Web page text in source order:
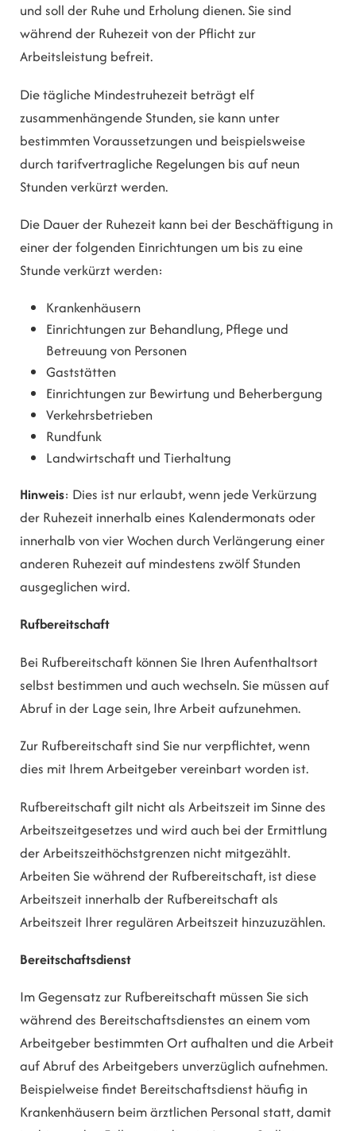
und soll der Ruhe und Erholung dienen. Sie sind
während der Ruhezeit von der Pflicht zur
Arbeitsleistung befreit.
Die tägliche Mindestruhezeit beträgt elf
zusammenhängende Stunden, sie kann unter
bestimmten Voraussetzungen und beispielsweise
durch tarifvertragliche Regelungen bis auf neun
Stunden verkürzt werden.
Die Dauer der Ruhezeit kann bei der Beschäftigung in
einer der folgenden Einrichtungen um bis zu eine
Stunde verkürzt werden:
Krankenhäusern
Einrichtungen zur Behandlung, Pflege und
Betreuung von Personen
Gaststätten
Einrichtungen zur Bewirtung und Beherbergung
Verkehrsbetrieben
Rundfunk
Landwirtschaft und Tierhaltung
Hinweis: Dies ist nur erlaubt, wenn jede Verkürzung
der Ruhezeit innerhalb eines Kalendermonats oder
innerhalb von vier Wochen durch Verlängerung einer
anderen Ruhezeit auf mindestens zwölf Stunden
ausgeglichen wird.
Rufbereitschaft
Bei Rufbereitschaft können Sie Ihren Aufenthaltsort
selbst bestimmen und auch wechseln. Sie müssen auf
Abruf in der Lage sein, Ihre Arbeit aufzunehmen.
Zur Rufbereitschaft sind Sie nur verpflichtet, wenn
dies mit Ihrem Arbeitgeber vereinbart worden ist.
Rufbereitschaft gilt nicht als Arbeitszeit im Sinne des
Arbeitszeitgesetzes und wird auch bei der Ermittlung
der Arbeitszeithöchstgrenzen nicht mitgezählt.
Arbeiten Sie während der Rufbereitschaft, ist diese
Arbeitszeit innerhalb der Rufbereitschaft als
Arbeitszeit Ihrer regulären Arbeitszeit hinzuzuzählen.
Bereitschaftsdienst
Im Gegensatz zur Rufbereitschaft müssen Sie sich
während des Bereitschaftsdienstes an einem vom
Arbeitgeber bestimmten Ort aufhalten und die Arbeit
auf Abruf des Arbeitgebers unverzüglich aufnehmen.
Beispielweise findet Bereitschaftsdienst häufig in
Krankenhäusern beim ärztlichen Personal statt, damit